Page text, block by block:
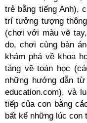
trẻ bằng tiếng Anh),
trí tưởng tượng
(chơi với màu vẽ
do, chơi cùng bàn
khám phá về khoa
tảng về toán học
những hướng dẫn từ
education.com), và
tiếp của con bằng
bất kể những lúc